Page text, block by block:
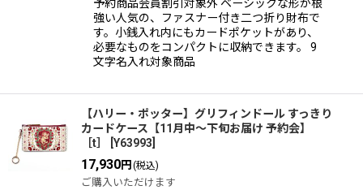
絞り込む
予約商品会員割引対象外 ベーシックな形が根
強い人気の、ファスナー付き二つ折り財布で
す。小銭入れ内にもカードポケットがあり、
必要なものをコンパクトに収納できます。 9
文字名入れ対象商品
【ハリー・ポッター】グリフィンドール すっきり
カードケース【11月中〜下旬お届け 予約会】
［t］
Y63993
17,930円 (税込)
ご購入いただけます